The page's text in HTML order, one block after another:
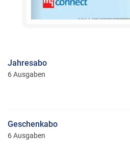
Jahresabo
6 Ausgaben
Geschenkabo
6 Ausgaben